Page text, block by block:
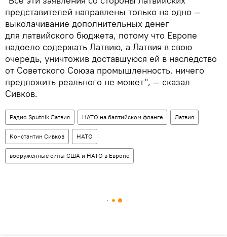
представителей направлены только на одно —
выколачивание дополнительных денег
для латвийского бюджета, потому что Европе
надоело содержать Латвию, а Латвия в свою
очередь, уничтожив доставшуюся ей в наследство
от Советского Союза промышленность, ничего
предложить реального не может", — сказал
Сивков.
Радио Sputnik Латвия НАТО на балтийском фланге Латвия
Константин Сивков НАТО
вооруженные силы США и НАТО в Европе